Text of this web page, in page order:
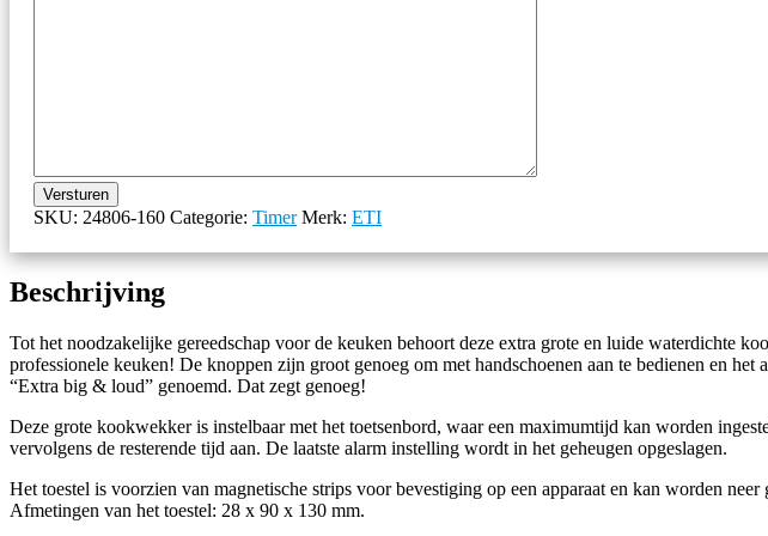
Versturen
SKU: 24806-160 Categorie: Timer Merk: ETI
Beschrijving
Tot het noodzakelijke gereedschap voor de keuken behoort deze extra grote en luide waterdichte
professionele keuken! De knoppen zijn groot genoeg om met handschoenen aan te bedienen en
“Extra big & loud” genoemd. Dat zegt genoeg!
Deze grote kookwekker is instelbaar met het toetsenbord, waar een maximumtijd kan worden
vervolgens de resterende tijd aan. De laatste alarm instelling wordt in het geheugen opgeslagen.
Het toestel is voorzien van magnetische strips voor bevestiging op een apparaat en kan worden
Afmetingen van het toestel: 28 x 90 x 130 mm.